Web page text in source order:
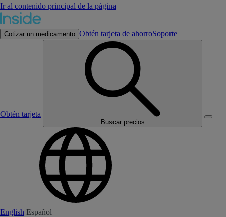
Ir al contenido principal de la página
Cotizar un medicamento Obtén tarjeta de ahorroSoporte
Obtén tarjeta
Buscar precios
English Español